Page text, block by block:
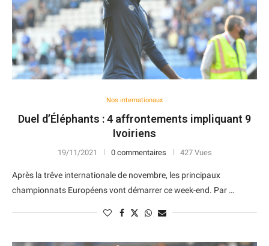
Nos internationaux
Duel d’Éléphants : 4 affrontements impliquant 9
Ivoiriens
19/11/2021 0 commentaires 427 Vues
Après la trêve internationale de novembre, les principaux
championnats Européens vont démarrer ce week-end. Par …